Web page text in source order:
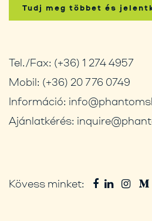
Tudj meg többet és
Tel./Fax: (+36) 1 274 4957
Mobil: (+36) 20 776 0749
Információ:
Ajánlatkérés:
Kövess minket: